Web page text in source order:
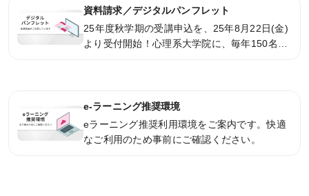
資料請求／デジタルパンフレット
25年度秋学期の受講申込を、25年8月22日(金)
より受付開始！心理系大学院に、毎年150名超
e-ラーニング推奨環境
eラーニング推奨利用環境をご案内です。快適
なご利用のため事前にご確認ください。